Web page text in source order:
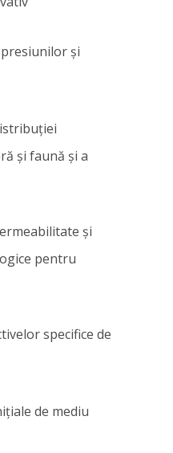
şi
și faună și a
și
pentru
specifice de
de mediu